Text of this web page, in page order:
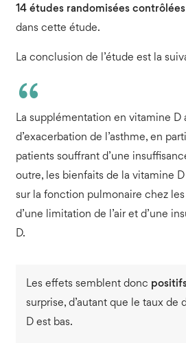
14 études randomisées contrôlées
dans cette étude.
La conclusion de l’étude est la
La supplémentation en vitamine D
d’exacerbation de l’asthme, en
patients souffrant d’une
outre, les bienfaits de la vitamine
sur la fonction pulmonaire chez
d’une limitation de l’air et d’une
D.
Les effets semblent donc
surprise, d’autant que le taux de
D est bas.